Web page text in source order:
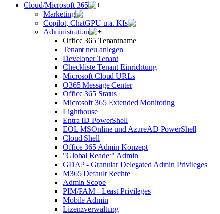
Cloud/Microsoft 365
Marketing
Copilot, ChatGPU u.a. KIs
Administration
Office 365 Tenantname
Tenant neu anlegen
Developer Tenant
Checkliste Tenant Einrichtung
Microsoft Cloud URLs
O365 Message Center
Office 365 Status
Microsoft 365 Extended Monitoring
Lighthouse
Entra ID PowerShell
EOL MSOnline und AzureAD PowerShell
Cloud Shell
Office 365 Admin Konzept
"Global Reader" Admin
GDAP - Granular Delegated Admin Privileges
M365 Default Rechte
Admin Scope
PIM/PAM - Least Privileges
Mobile Admin
Lizenzverwaltung